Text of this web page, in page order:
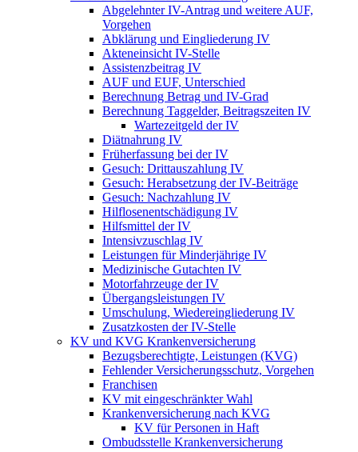
Abgelehnter IV-Antrag und weitere AUF,
Vorgehen
Abklärung und Eingliederung IV
Akteneinsicht IV-Stelle
Assistenzbeitrag IV
AUF und EUF, Unterschied
Berechnung Betrag und IV-Grad
Berechnung Taggelder, Beitragszeiten IV
Wartezeitgeld der IV
Diätnahrung IV
Früherfassung bei der IV
Gesuch: Drittauszahlung IV
Gesuch: Herabsetzung der IV-Beiträge
Gesuch: Nachzahlung IV
Hilflosenentschädigung IV
Hilfsmittel der IV
Intensivzuschlag IV
Leistungen für Minderjährige IV
Medizinische Gutachten IV
Motorfahrzeuge der IV
Übergangsleistungen IV
Umschulung, Wiedereingliederung IV
Zusatzkosten der IV-Stelle
KV und KVG Krankenversicherung
Bezugsberechtigte, Leistungen (KVG)
Fehlender Versicherungsschutz, Vorgehen
Franchisen
KV mit eingeschränkter Wahl
Krankenversicherung nach KVG
KV für Personen in Haft
Ombudsstelle Krankenversicherung